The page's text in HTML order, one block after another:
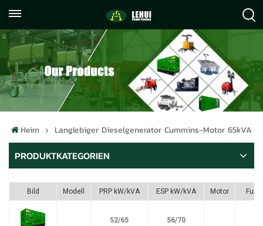
059122071372
info@lehuipowerfactory.com
Heim Langlebiger Dieselgenerator Cummins-Motor 65kVA
PRODUKTKATEGORIEN
Bild Modell PRP kW/kVA ESP kW/kVA Motor Fule
52/65 56/70